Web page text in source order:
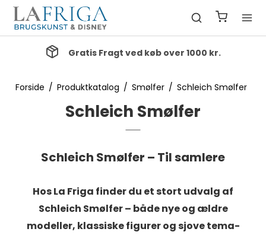
Gratis Fragt ved køb over 1000 kr.
Forside / Produktkatalog / Smølfer / Schleich Smølfer
Schleich Smølfer
Schleich Smølfer – Til samlere
Hos La Friga finder du et stort udvalg af
Schleich Smølfer– både nye og ældre
modeller, klassiske figurer og sjove tema-